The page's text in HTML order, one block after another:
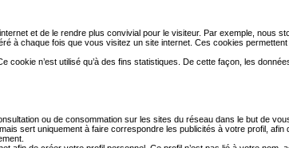
et de le rendre plus convivial pour le visiteur. Par exemple, nous
à chaque fois que vous visitez un site internet. Ces cookies
cookie n’est utilisé qu’à des fins statistiques. De cette façon, les
ou de consommation sur les sites du réseau dans le but de
sert uniquement à faire correspondre les publicités à votre profil,